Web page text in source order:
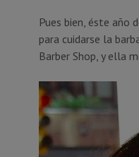
Pues bien, éste año
para cuidarse la
Barber Shop, y ella